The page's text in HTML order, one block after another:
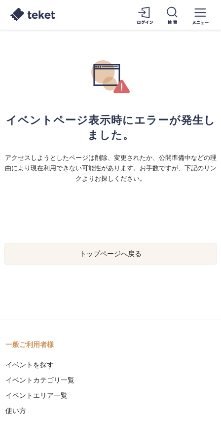
イベントページ表示時にエラーが発生し
ました。
アクセスしようとしたページは削除、変更されたか、公開準備中などの理
由により現在利用できない可能性があります。お手数ですが、下記のリン
クよりお探しください。
トップページへ戻る
一般ご利用者様
イベントを探す
イベントカテゴリ一覧
イベントエリア一覧
使い方